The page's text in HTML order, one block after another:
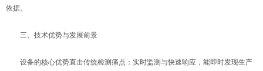
依据。
三、技术优势与发展前景
设备的核心优势直击传统检测痛点：实时监测与快速响应，能即时发现生产